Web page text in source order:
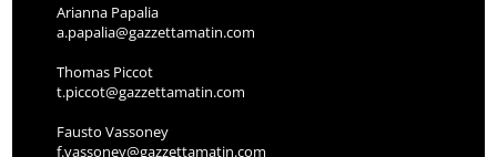
Arianna Papalia
a.papalia@gazzettamatin.com
Thomas Piccot
t.piccot@gazzettamatin.com
Fausto Vassoney
f.vassoney@gazzettamatin.com